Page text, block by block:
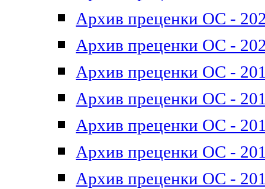
Архив преценки ОС -
Архив преценки ОС -
Архив преценки ОС -
Архив преценки ОС -
Архив преценки ОС -
Архив преценки ОС -
Архив преценки ОС -